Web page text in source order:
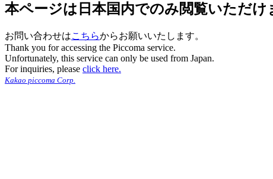
本ページは日本国内でのみ閲覧いただけ
お問い合わせはこちらからお願いいたします。
Thank you for accessing the Piccoma service.
Unfortunately, this service can only be used from Japan.
For inquiries, please click here.
Kakao piccoma Corp.